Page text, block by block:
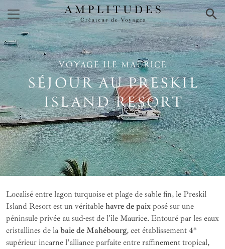
×
VOYAGE ILE MAURICE
SÉJOUR AU PRESKIL
ISLAND RESORT
Localisé entre lagon turquoise et plage de sable fin, le Preskil
Island Resort est un véritable havre de paix posé sur une
péninsule privée au sud-est de l'île Maurice. Entouré par les eaux
cristallines de la baie de Mahébourg, cet établissement 4*
supérieur incarne l’alliance parfaite entre raffinement tropical,